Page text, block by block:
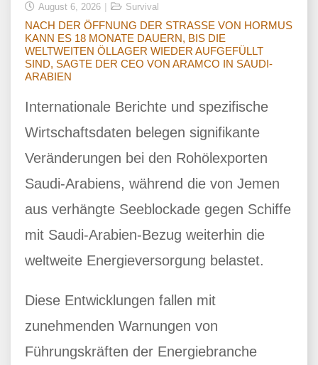
August 6, 2026 Survival
NACH DER ÖFFNUNG DER STRASSE VON HORMUS
KANN ES 18 MONATE DAUERN, BIS DIE
WELTWEITEN ÖLLAGER WIEDER AUFGEFÜLLT
SIND, SAGTE DER CEO VON ARAMCO IN SAUDI-
ARABIEN
Internationale Berichte und spezifische
Wirtschaftsdaten belegen signifikante
Veränderungen bei den Rohölexporten
Saudi-Arabiens, während die von Jemen
aus verhängte Seeblockade gegen Schiffe
mit Saudi-Arabien-Bezug weiterhin die
weltweite Energieversorgung belastet.
Diese Entwicklungen fallen mit
zunehmenden Warnungen von
Führungskräften der Energiebranche